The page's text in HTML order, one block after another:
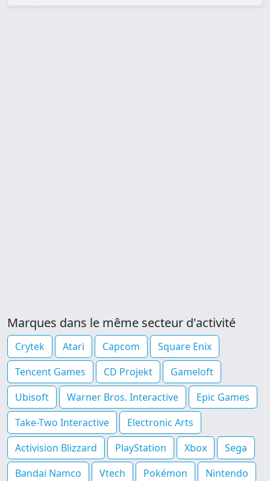
Marques dans le même secteur d'activité
Crytek Atari Capcom
Square Enix
Tencent Games
CD Projekt
Gameloft
Ubisoft
Warner Bros. Interactive
Epic Games
Take-Two Interactive
Electronic Arts
Activision Blizzard
PlayStation Xbox
Sega
Bandai Namco
Vtech Pokémon
Nintendo